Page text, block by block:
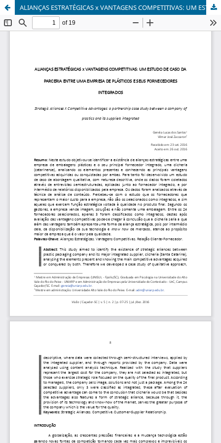
ALIANÇAS ESTRATÉGICAS x VANTAGENS COMPETITIVAS: UM ESTUDO DE CASO DA PARCERIA ENTRE UMA EMPRESA DE PLÁSTICOS E SEUS FORNECEDORES INTEGRADOS